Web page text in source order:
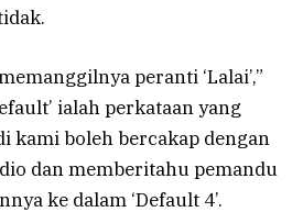
peranti ‘Lalai’,”
ialah perkataan yang
kami boleh bercakap dengan
dan memberitahu pemandu
ke dalam ‘Default 4’.